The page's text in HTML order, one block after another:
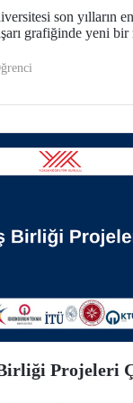
son yılların
grafiğinde yeni bir
etti.
Projeleri